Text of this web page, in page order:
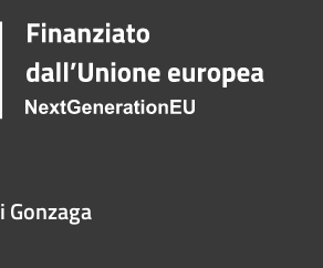
Gonzaga